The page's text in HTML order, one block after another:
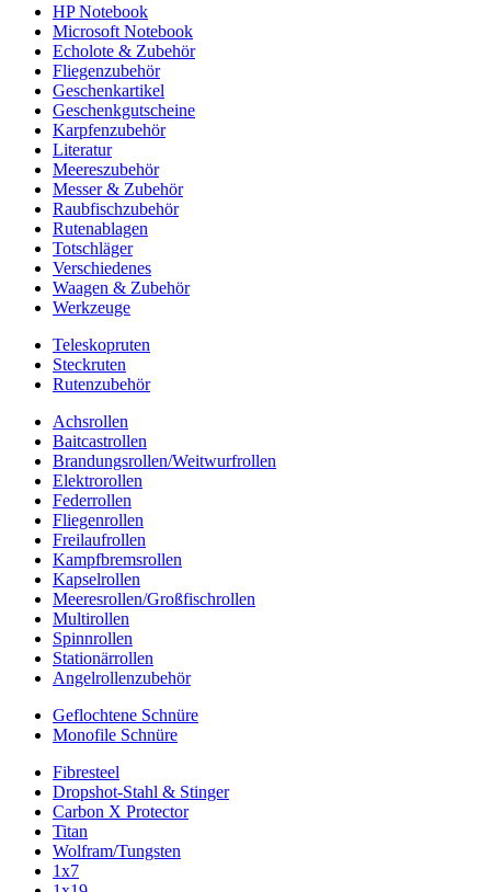
HP Notebook
Microsoft Notebook
Echolote & Zubehör
Fliegenzubehör
Geschenkartikel
Geschenkgutscheine
Karpfenzubehör
Literatur
Meereszubehör
Messer & Zubehör
Raubfischzubehör
Rutenablagen
Totschläger
Verschiedenes
Waagen & Zubehör
Werkzeuge
Teleskopruten
Steckruten
Rutenzubehör
Achsrollen
Baitcastrollen
Brandungsrollen/Weitwurfrollen
Elektrorollen
Federrollen
Fliegenrollen
Freilaufrollen
Kampfbremsrollen
Kapselrollen
Meeresrollen/Großfischrollen
Multirollen
Spinnrollen
Stationärrollen
Angelrollenzubehör
Geflochtene Schnüre
Monofile Schnüre
Fibresteel
Dropshot-Stahl & Stinger
Carbon X Protector
Titan
Wolfram/Tungsten
1x7